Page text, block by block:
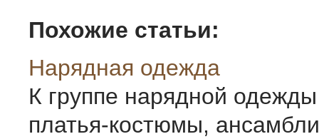
Похожие статьи:
Нарядная одежда
К группе нарядной одежды
платья-костюмы,